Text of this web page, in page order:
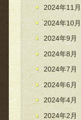
2024年11月
2024年10月
2024年9月
2024年8月
2024年7月
2024年6月
2024年4月
2024年2月